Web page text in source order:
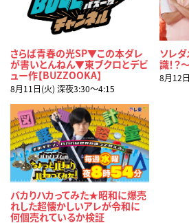
さらば青春の光SP▼この本ダレ
が書いとんねん▼東ブクロとデビ
ュー作【BUZZOOKA】
8月11日(火) 深夜3:30〜4:15
ソレ
識！？
8月12
バカりハカってみた★昭和に爆売
れした超懐かしいアレが令和に
何個売れているか検証